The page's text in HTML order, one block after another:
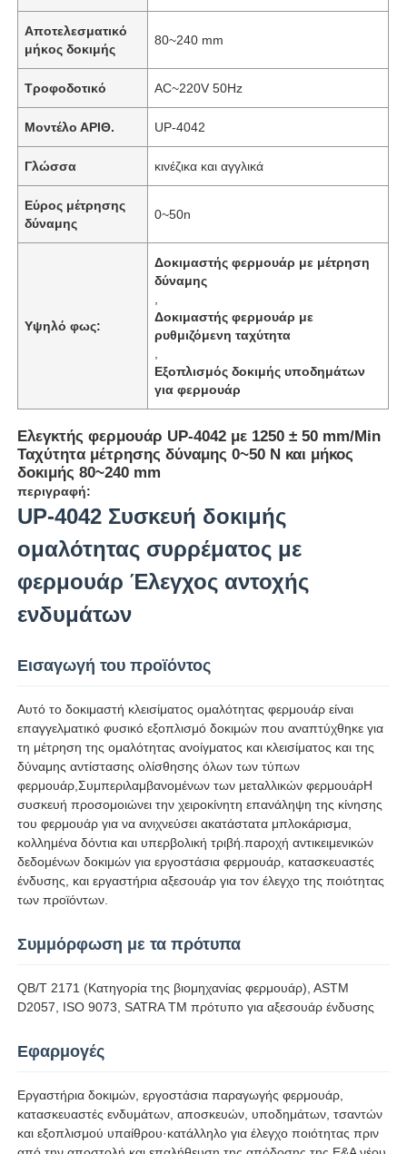
Αρχική Σελίδα
Σχετικά με εμάς
Γύρος εργοστασίων
Ποιοτικός έλεγχος
Θάλαμος Περιβαλλοντικών Δοκιμών
Καθολική μηχανή δοκιμών
Αποτελεσματικό
μήκος δοκιμής
80~240 mm
Τροφοδοτικό AC~220V 50Hz
Μοντέλο ΑΡΙΘ. UP-4042
Γλώσσα κινέζικα και αγγλικά
Εύρος μέτρησης
δύναμης
0~50n
Υψηλό φως:
Δοκιμαστής φερμουάρ με μέτρηση
δύναμης
Δοκιμαστής φερμουάρ με
ρυθμιζόμενη ταχύτητα
Εξοπλισμός δοκιμής υποδημάτων
για φερμουάρ
Ελεγκτής φερμουάρ UP-4042 με 1250 ± 50 mm/Min
Ταχύτητα μέτρησης δύναμης 0~50 N και μήκος
δοκιμής 80~240 mm
περιγραφή:
UP-4042 Συσκευή δοκιμής
ομαλότητας συρρέματος με
φερμουάρ Έλεγχος αντοχής
ενδυμάτων
Εισαγωγή του προϊόντος
Αυτό το δοκιμαστή κλεισίματος ομαλότητας φερμουάρ είναι
επαγγελματικό φυσικό εξοπλισμό δοκιμών που αναπτύχθηκε για
τη μέτρηση της ομαλότητας ανοίγματος και κλεισίματος και της
δύναμης αντίστασης ολίσθησης όλων των τύπων
φερμουάρ,Συμπεριλαμβανομένων των μεταλλικών φερμουάρΗ
συσκευή προσομοιώνει την χειροκίνητη επανάληψη της κίνησης
του φερμουάρ για να ανιχνεύσει ακατάστατα μπλοκάρισμα,
κολλημένα δόντια και υπερβολική τριβή.παροχή αντικειμενικών
δεδομένων δοκιμών για εργοστάσια φερμουάρ, κατασκευαστές
ένδυσης, και εργαστήρια αξεσουάρ για τον έλεγχο της ποιότητας
των προϊόντων.
Συμμόρφωση με τα πρότυπα
QB/T 2171 (Κατηγορία της βιομηχανίας φερμουάρ), ASTM
D2057, ISO 9073, SATRA TM πρότυπο για αξεσουάρ ένδυσης
Εφαρμογές
Εργαστήρια δοκιμών, εργοστάσια παραγωγής φερμουάρ,
κατασκευαστές ενδυμάτων, αποσκευών, υποδημάτων, τσαντών
και εξοπλισμού υπαίθρου·κατάλληλο για έλεγχο ποιότητας πριν